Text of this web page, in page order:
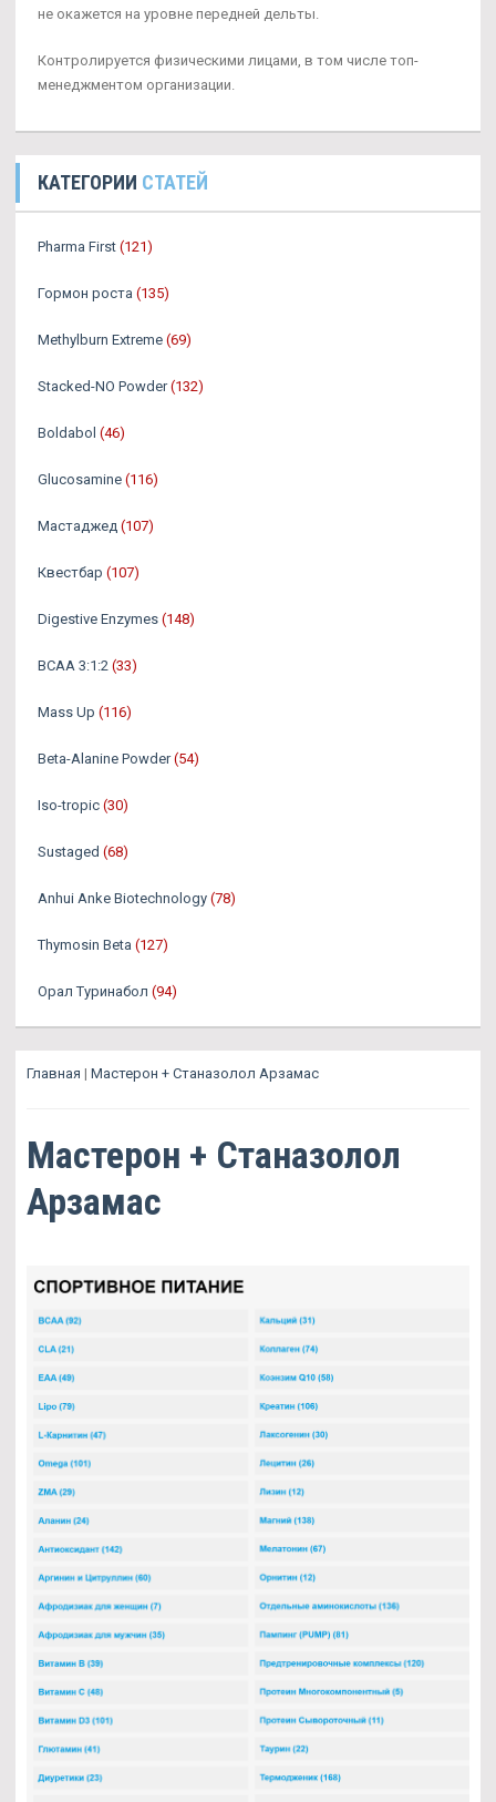
не окажется на уровне передней дельты.
Контролируется физическими лицами, в том числе топ-
менеджментом организации.
КАТЕГОРИИ СТАТЕЙ
Pharma First (121)
Гормон роста (135)
Methylburn Extreme (69)
Stacked-NO Powder (132)
Boldabol (46)
Glucosamine (116)
Мастаджед (107)
Квестбар (107)
Digestive Enzymes (148)
BCAA 3:1:2 (33)
Mass Up (116)
Beta-Alanine Powder (54)
Iso-tropic (30)
Sustaged (68)
Anhui Anke Biotechnology (78)
Thymosin Beta (127)
Орал Туринабол (94)
Главная | Мастерон + Станазолол Арзамас
Мастерон + Станазолол
Арзамас